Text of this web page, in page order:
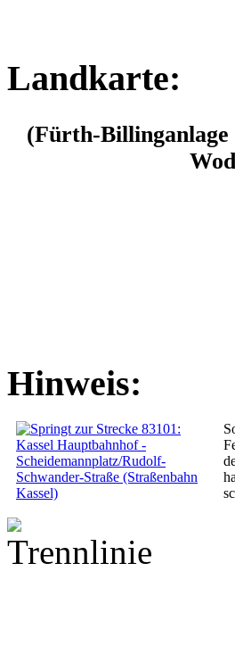
Landkarte:
(Fürth-Billinganlage
Hinweis: